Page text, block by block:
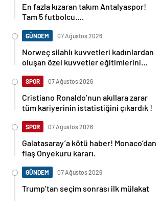
En fazla kızaran takım Antalyaspor!
Tam 5 futbolcu….
GÜNDEM 07 Ağustos 2026
Norweç silahlı kuvvetleri kadınlardan
oluşan özel kuvvetler eğitimlerini
SPOR 07 Ağustos 2026
Cristiano Ronaldo’nun akıllara zarar
tüm kariyerinin istatistiğini çıkardık !
SPOR 07 Ağustos 2026
Galatasaray’a kötü haber! Monaco’dan
flaş Onyekuru kararı.
GÜNDEM 07 Ağustos 2026
Trump’tan seçim sonrası ilk mülakat